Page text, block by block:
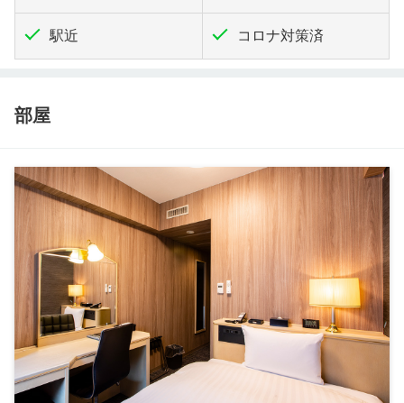
駅近 コロナ対策済
部屋